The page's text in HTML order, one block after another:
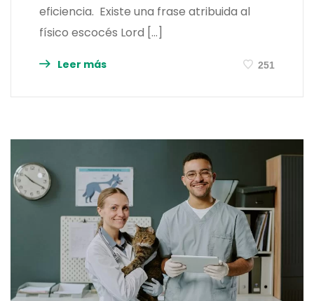
eficiencia. Existe una frase atribuida al
físico escocés Lord […]
Leer más 251